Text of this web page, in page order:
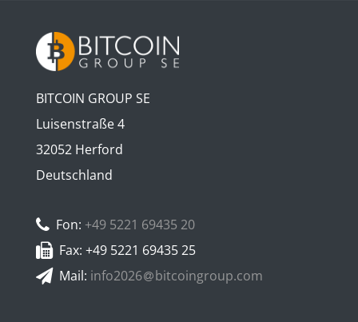
BITCOIN GROUP SE
Luisenstraße 4
32052 Herford
Deutschland
Fon: +49 5221 69435 20
Fax: +49 5221 69435 25
Mail: info2026 bitcoingroup.com